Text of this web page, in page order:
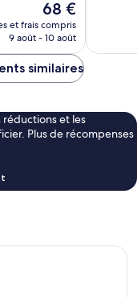
Le
nouveau
prix
de
68 €
et frais compris
9 août - 10 août
similaires
et les
Plus de récompenses